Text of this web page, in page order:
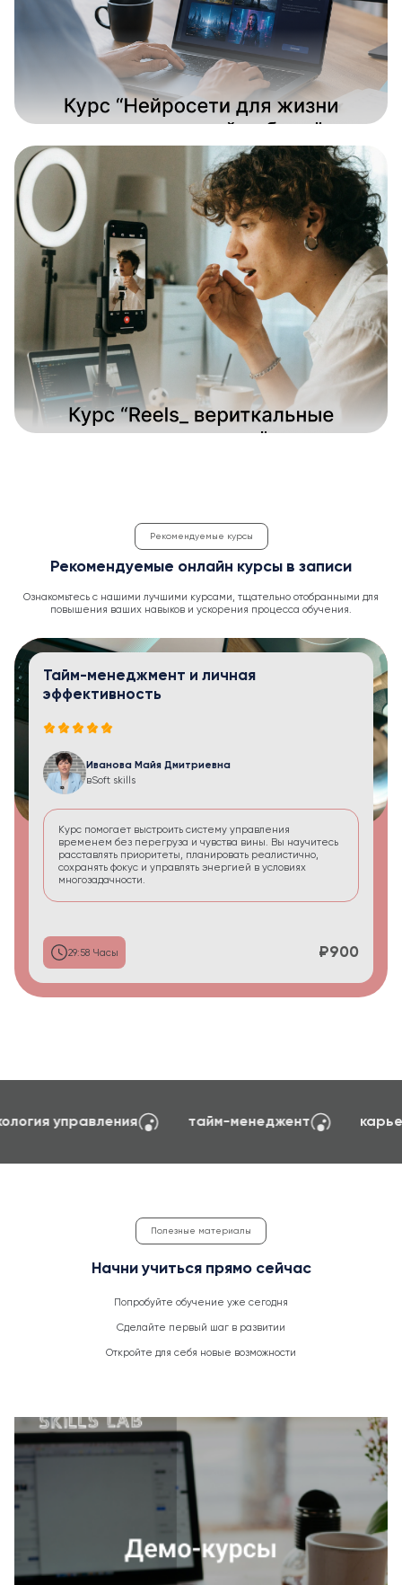
Рекомендуемые курсы
Рекомендуемые онлайн курсы в записи
Ознакомьтесь с нашими лучшими курсами, тщательно отобранными для
повышения ваших навыков и ускорения процесса обучения.
Тайм-менеджмент и личная
эффективность
Иванова Майя Дмитриевна
вSoft skills
Курс помогает выстроить систему управления
временем без перегруза и чувства вины. Вы научитесь
расставлять приоритеты, планировать реалистично,
сохранять фокус и управлять энергией в условиях
многозадачности.
29:58 Часы ₽900
создание сайтов на TILDA психология
Полезные материалы
Начни учиться прямо сейчас
Попробуйте обучение уже сегодня
Сделайте первый шаг в развитии
Откройте для себя новые возможности